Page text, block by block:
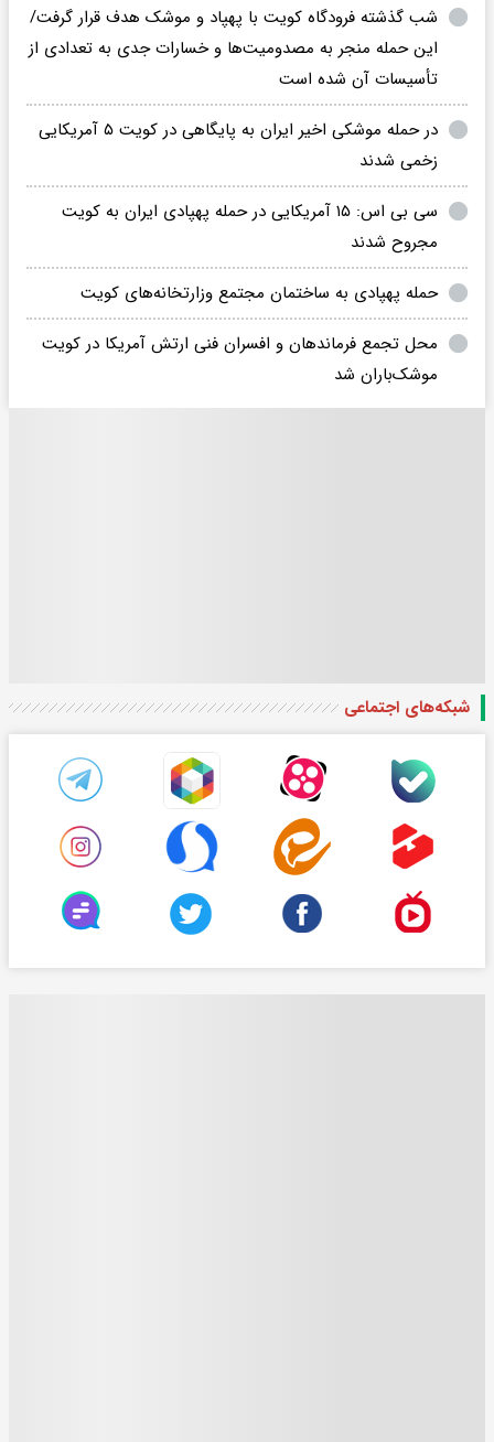
شب گذشته فرودگاه کویت با پهپاد و موشک هدف قرار گرفت/
این حمله منجر به مصدومیت‌ها و خسارات جدی به تعدادی از
تأسیسات آن شده است
در حمله موشکی اخیر ایران به پایگاهی در کویت ۵ آمریکایی
زخمی شدند
سی بی اس: ۱۵ آمریکایی در حمله پهپادی ایران به کویت
مجروح شدند
حمله پهپادی به ساختمان مجتمع وزارتخانه‌های کویت
محل تجمع فرماندهان و افسران فنی ارتش آمریکا در کویت
موشک‌باران شد
شبکه‌های اجتماعی